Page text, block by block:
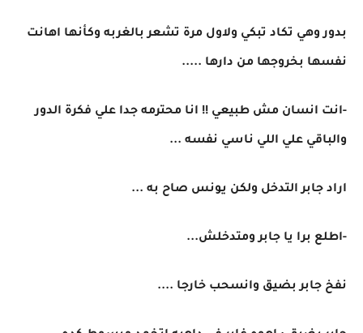
بدور وهي تكاد تبكي ولاول مرة تشعر بالغربه وكأنها اهانت
نفسها بخروجها من دارها .....
-انت انسان مش طبيعي !! انا محترمه جدا علي فكرة الدور
والباقي علي اللي ناسي نفسه ...
اراد جابر التدخل ولكن يونس صاح به ...
-اطلع برا يا جابر ومتدخلش...
نفخ جابر بضيق وانسحب خارجا ....